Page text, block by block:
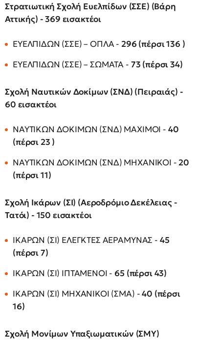
Στρατιωτική Σχολή Ευελπίδων (ΣΣΕ) (Βάρη
Αττικής) - 369 εισακτέοι
ΕΥΕΛΠΙΔΩΝ (ΣΣΕ) – ΟΠΛΑ - 296 (πέρσι 136 )
ΕΥΕΛΠΙΔΩΝ (ΣΣΕ) – ΣΩΜΑΤΑ - 73 (πέρσι 34)
Σχολή Ναυτικών Δοκίμων (ΣΝΔ) (Πειραιάς) -
60 εισακτέοι
ΝΑΥΤΙΚΩΝ ΔΟΚΙΜΩΝ (ΣΝΔ) ΜΑΧΙΜΟΙ - 40
(πέρσι 23 )
ΝΑΥΤΙΚΩΝ ΔΟΚΙΜΩΝ (ΣΝΔ) ΜΗΧΑΝΙΚΟΙ - 20
(πέρσι 11)
Σχολή Ικάρων (ΣΙ) (Αεροδρόμιο Δεκέλειας -
Τατόι) - 150 εισακτέοι
ΙΚΑΡΩΝ (ΣΙ) ΕΛΕΓΚΤΕΣ ΑΕΡΑΜΥΝΑΣ - 45
(πέρσι 7)
ΙΚΑΡΩΝ (ΣΙ) ΙΠΤΑΜΕΝΟΙ - 65 (πέρσι 43)
ΙΚΑΡΩΝ (ΣΙ) ΜΗΧΑΝΙΚΟΙ (ΣΜΑ) -40 (πέρσι
16)
Σχολή Μονίμων Υπαξιωματικών (ΣΜΥ)